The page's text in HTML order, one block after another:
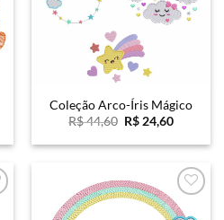
Coleção Arco-Íris Mágico
R$44,60 O
original
R$ 24,60O
atual
R$
Favoritar